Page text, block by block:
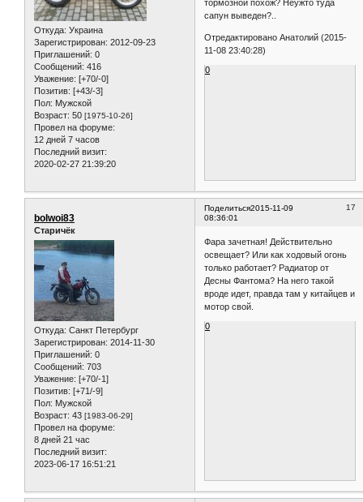
Откуда: Украина
Зарегистрирован: 2012-09-23
Приглашений: 0
Сообщений: 416
Уважение: [+70/-0]
Позитив: [+43/-3]
Пол: Мужской
Возраст: 50 [1975-10-26]
Провел на форуме:
12 дней 7 часов
Последний визит:
2020-02-27 21:39:20
тормозной похож? Неужто туда
сапун выведен?..
Отредактировано Анатолий (2015-
11-08 23:40:28)
0
Поделиться 17
2015-11-09
08:36:01
bolwoi83
Старичёк
Откуда: Санкт Петербург
Зарегистрирован: 2014-11-30
Приглашений: 0
Сообщений: 703
Уважение: [+70/-1]
Позитив: [+71/-9]
Пол: Мужской
Возраст: 43 [1983-06-29]
Провел на форуме:
8 дней 21 час
Последний визит:
2023-06-17 16:51:21
Фара зачетная! Действительно
освещает? Или как ходовый огонь
только работает? Радиатор от
Десны Фантома? На него такой
вроде идет, правда там у китайцев и
мотор свой.
0